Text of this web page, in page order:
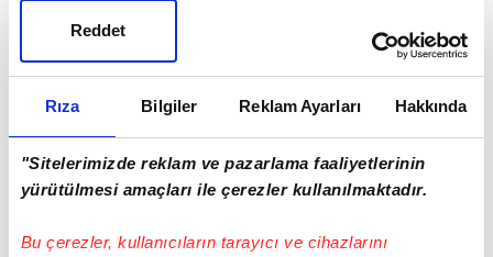
Rıza Bilgiler Reklam Ayarları Hakkında
"Sitelerimizde reklam ve pazarlama faaliyetlerinin
yürütülmesi amaçları ile çerezler kullanılmaktadır.
Bu çerezler, kullanıcıların tarayıcı ve cihazlarını
Reddet